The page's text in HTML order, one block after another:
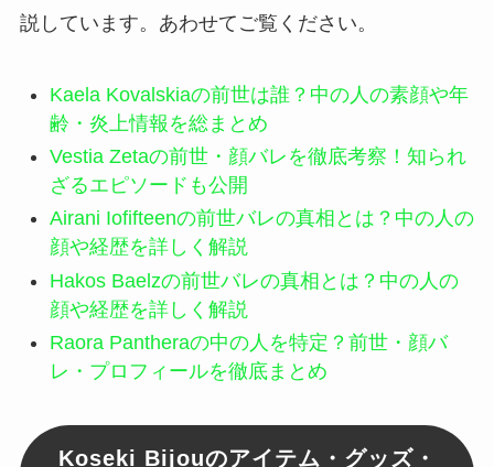
説しています。あわせてご覧ください。
Kaela Kovalskiaの前世は誰？中の人の素顔や年
齢・炎上情報を総まとめ
Vestia Zetaの前世・顔バレを徹底考察！知られ
ざるエピソードも公開
Airani Iofifteenの前世バレの真相とは？中の人の
顔や経歴を詳しく解説
Hakos Baelzの前世バレの真相とは？中の人の
顔や経歴を詳しく解説
Raora Pantheraの中の人を特定？前世・顔バ
レ・プロフィールを徹底まとめ
Koseki Bijouのアイテム・グッズ・